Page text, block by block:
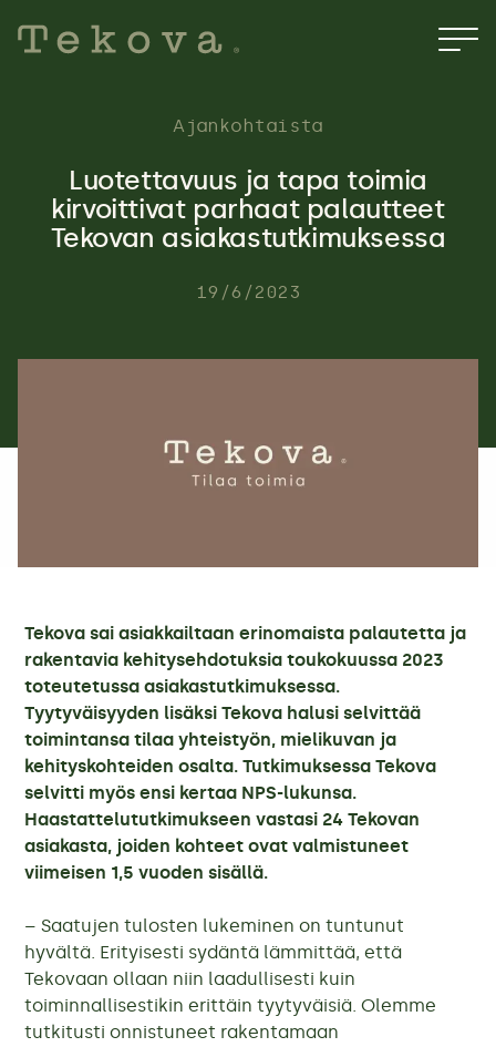
Ajankohtaista
Luotettavuus ja tapa toimia
kirvoittivat parhaat palautteet
Tekovan asiakastutkimuksessa
19/6/2023
Tekova sai asiakkailtaan erinomaista palautetta ja
rakentavia kehitysehdotuksia toukokuussa 2023
toteutetussa asiakastutkimuksessa.
Tyytyväisyyden lisäksi Tekova halusi selvittää
toimintansa tilaa yhteistyön, mielikuvan ja
kehityskohteiden osalta. Tutkimuksessa Tekova
selvitti myös ensi kertaa NPS-lukunsa.
Haastattelututkimukseen vastasi 24 Tekovan
asiakasta, joiden kohteet ovat valmistuneet
viimeisen 1,5 vuoden sisällä.
– Saatujen tulosten lukeminen on tuntunut
hyvältä. Erityisesti sydäntä lämmittää, että
Tekovaan ollaan niin laadullisesti kuin
toiminnallisestikin erittäin tyytyväisiä. Olemme
tutkitusti onnistuneet rakentamaan